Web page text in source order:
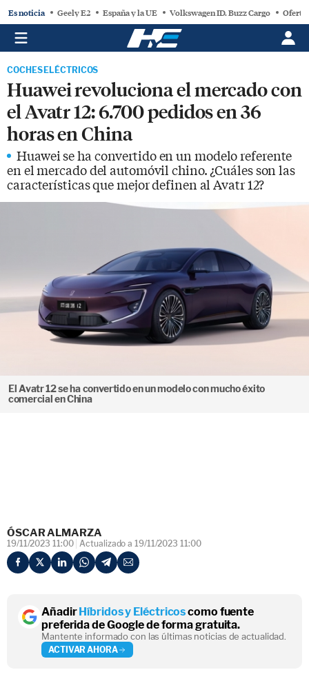
Es noticia Geely E2 España y la UE Volkswagen ID. Buzz Cargo
COCHES ELÉCTRICOS
Huawei revoluciona el mercado con
el Avatr 12: 6.700 pedidos en 36
horas en China
Huawei se ha convertido en un modelo referente
en el mercado del automóvil chino. ¿Cuáles son las
características que mejor definen al Avatr 12?
El Avatr 12 se ha convertido en un modelo con mucho éxito
comercial en China
ÓSCAR ALMARZA
19/11/2023 11:00 Actualizado a 19/11/2023 11:00
AñadirHíbridos y Eléctricoscomo fuente
preferida de Google de forma gratuita.
Mantente informado con las últimas noticias de actualidad.
ACTIVAR AHORA